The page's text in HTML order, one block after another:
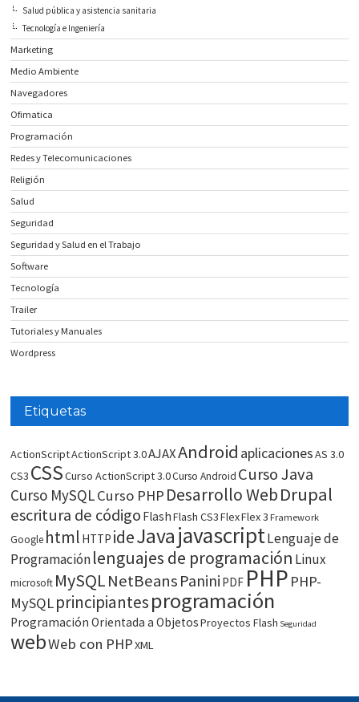
Salud pública y asistencia sanitaria
Tecnología e Ingeniería
Marketing
Medio Ambiente
Navegadores
Ofimatica
Programación
Redes y Telecomunicaciones
Religión
Salud
Seguridad
Seguridad y Salud en el Trabajo
Software
Tecnología
Trailer
Tutoriales y Manuales
Wordpress
Etiquetas
ActionScriptActionScript 3.0AJAXAndroid aplicacionesAS 3.0
CS3 CSSCurso ActionScript 3.0Curso Android Curso Java
Curso MySQLCurso PHP Desarrollo WebDrupal
escritura de código FlashFlash CS3FlexFlex 3 Framework
Google html HTTP ideJavajavascriptLenguaje de
Programaciónlenguajes de programación Linux
microsoft MySQLNetBeans Panini PDF PHP PHP-
MySQLprincipiantesprogramación
Programación Orientada a ObjetosProyectos Flash Seguridad
webWeb con PHPXML